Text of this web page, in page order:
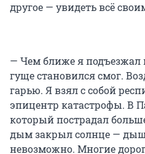
другое — увидеть всё
— Чем ближе я подъезжал
гуще становился смог.
гарью. Я взял с собой
эпицентр катастрофы. В
который пострадал
дым закрыл солнце —
невозможно. Многие